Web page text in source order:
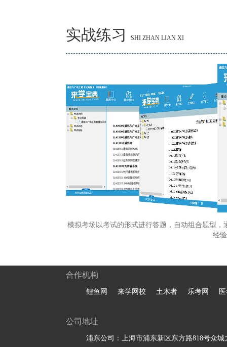
实战练习 SHI ZHAN LIAN XI
模拟考场以考试的形式进行答题，自动组合题型
经
合作机构
鲤鱼网 来学网校 土木者 乐考网
公司地址
浦东公司：上海市浦东新区东方路818号众城